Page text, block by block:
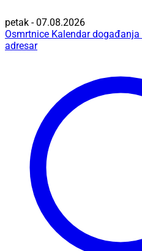
petak - 07.08.2026
Osmrtnice Kalendar događanja
adresar